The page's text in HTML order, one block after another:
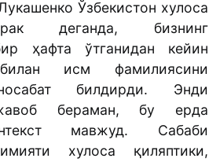
Ўзбекистон хулоса
деганда, бизнинг
ҳафта ўтганидан кейин
билан исм фамилиясини
билдирди. Энди
жавоб бераман, бу ерда
мавжуд. Сабаби
хулоса қиляптики,